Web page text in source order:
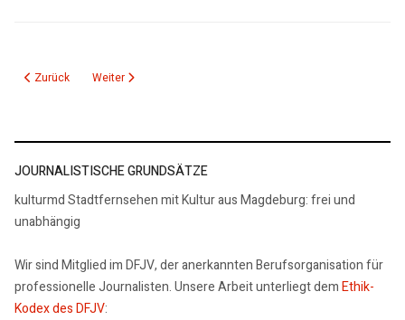
Vorheriger Beitrag: Sonntag, 12. Mai Muttertag – kulturmd angemerkt
Zurück Nächster Beitrag: Kommentar zum Bürgergeld
Weiter
JOURNALISTISCHE GRUNDSÄTZE
kulturmd Stadtfernsehen mit Kultur aus Magdeburg: frei und
unabhängig
Wir sind Mitglied im DFJV, der anerkannten Berufsorganisation für
professionelle Journalisten. Unsere Arbeit unterliegt demEthik-
Kodex des DFJV: